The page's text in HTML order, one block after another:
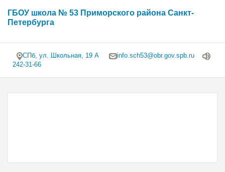
ГБОУ школа № 53 Приморского района Санкт-
Петербурга
СПб, ул. Школьная, 19 А
info.sch53@obr.gov.spb.ru
242-31-66